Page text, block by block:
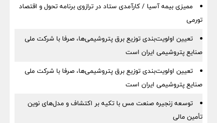
ممیزی بیمه آسیا / کارآمدی ستاد در ترازوی برنامه تحول و اقتصاد
تورمی
تعیین اولویت‌بندی توزیع برق پتروشیمی‌ها، صرفا با شرکت ملی
صنایع پتروشیمی ایران است
تعیین اولویت‌بندی توزیع برق پتروشیمی‌ها، صرفا با شرکت ملی
صنایع پتروشیمی ایران است
توسعه زنجیره صنعت مس با تکیه بر اکتشاف و مدل‌های نوین
تأمین مالی